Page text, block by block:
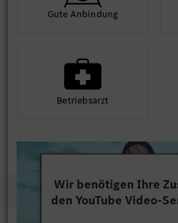
Gute An­bindung
Betriebs­arzt
Wir benötigen Ihre
den YouTube Video-